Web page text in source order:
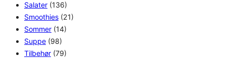
Salater (136)
Smoothies (21)
Sommer (14)
Suppe (98)
Tilbehør (79)